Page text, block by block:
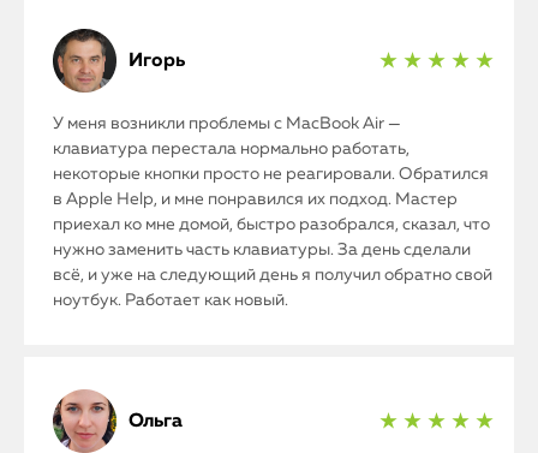
iPhone
Watch
iPad
iMac
О нас
Игорь ★ ★ ★ ★ ★
У меня возникли проблемы с MacBook Air —
клавиатура перестала нормально работать,
некоторые кнопки просто не реагировали. Обратился
в Apple Help, и мне понравился их подход. Мастер
приехал ко мне домой, быстро разобрался, сказал, что
нужно заменить часть клавиатуры. За день сделали
всё, и уже на следующий день я получил обратно свой
ноутбук. Работает как новый.
Ольга ★ ★ ★ ★ ★